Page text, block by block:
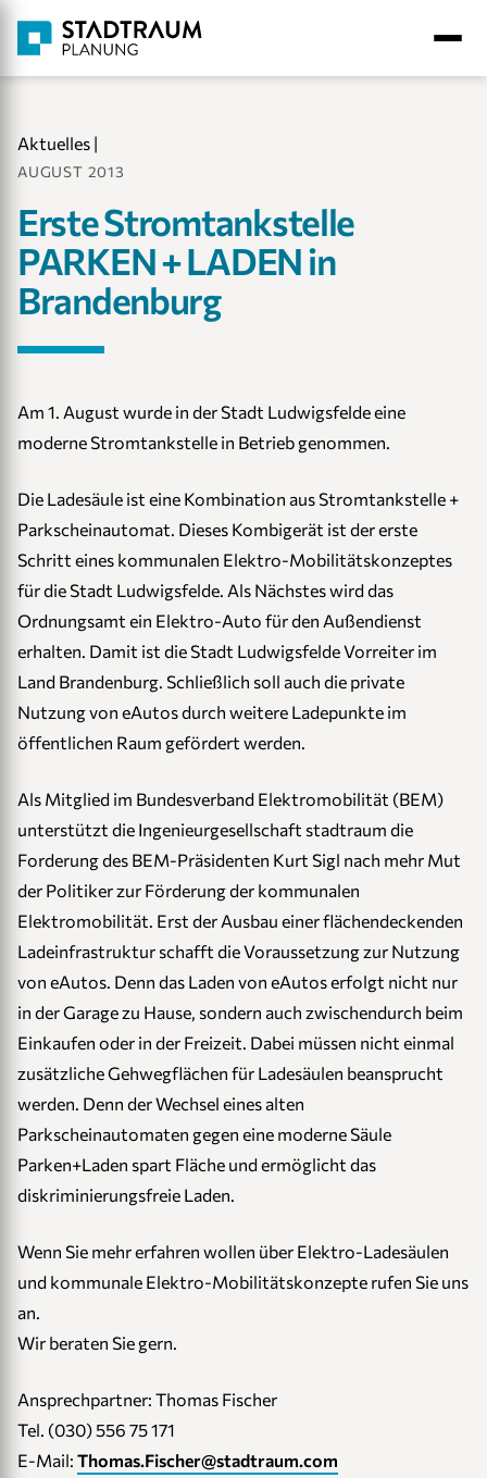
Aktuelles |
AUGUST 2013
Erste Stromtankstelle
PARKEN + LADEN in
Brandenburg
Am 1. August wurde in der Stadt Ludwigsfelde eine
moderne Stromtankstelle in Betrieb genommen.
Die Ladesäule ist eine Kombination aus Stromtankstelle +
Parkscheinautomat. Dieses Kombigerät ist der erste
Schritt eines kommunalen Elektro-Mobilitätskonzeptes
für die Stadt Ludwigsfelde. Als Nächstes wird das
Ordnungsamt ein Elektro-Auto für den Außendienst
erhalten. Damit ist die Stadt Ludwigsfelde Vorreiter im
Land Brandenburg. Schließlich soll auch die private
Nutzung von eAutos durch weitere Ladepunkte im
öffentlichen Raum gefördert werden.
Als Mitglied im Bundesverband Elektromobilität (BEM)
unterstützt die Ingenieurgesellschaft stadtraum die
Forderung des BEM-Präsidenten Kurt Sigl nach mehr Mut
der Politiker zur Förderung der kommunalen
Elektromobilität. Erst der Ausbau einer flächendeckenden
Ladeinfrastruktur schafft die Voraussetzung zur Nutzung
von eAutos. Denn das Laden von eAutos erfolgt nicht nur
in der Garage zu Hause, sondern auch zwischendurch beim
Einkaufen oder in der Freizeit. Dabei müssen nicht einmal
zusätzliche Gehwegflächen für Ladesäulen beansprucht
werden. Denn der Wechsel eines alten
Parkscheinautomaten gegen eine moderne Säule
Parken+Laden spart Fläche und ermöglicht das
diskriminierungsfreie Laden.
Wenn Sie mehr erfahren wollen über Elektro-Ladesäulen
und kommunale Elektro-Mobilitätskonzepte rufen Sie uns
an.
Wir beraten Sie gern.
Ansprechpartner: Thomas Fischer
Tel. (030) 556 75 171
E-Mail: Thomas.Fischer@stadtraum.com